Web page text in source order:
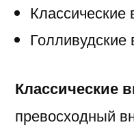
Классические
Голливудские
Классические
превосходный